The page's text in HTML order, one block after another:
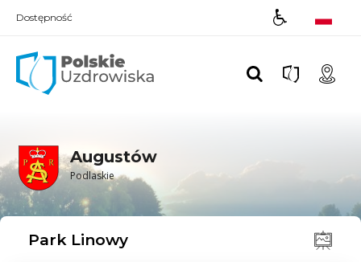
Dostępność
Augustów
Podlaskie
Park Linowy